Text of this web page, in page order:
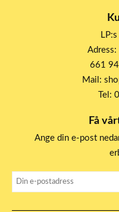
Adress:
661 94
Mail:
Tel:
Få
Ange din e-post